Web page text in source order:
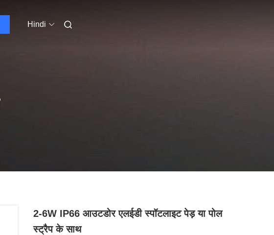
Hindi
2-6W IP66 आउटडोर एलईडी स्पॉटलाइट पेड़ या पोल
स्ट्रैप के साथ